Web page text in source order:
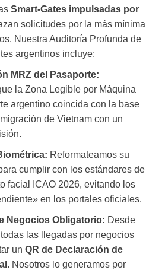
Smart-Gates impulsadas por
solicitudes por la más mínima
Nuestra Auditoría Profunda de
argentinos incluye:
MRZ del Pasaporte:
la Zona Legible por Máquina
argentino coincida con la base
de Vietnam con un
Reformateamos su
cumplir con los estándares de
facial ICAO 2026, evitando los
en los portales oficiales.
Negocios Obligatorio: Desde
las llegadas por negocios
un QR de Declaración de
. Nosotros lo generamos por